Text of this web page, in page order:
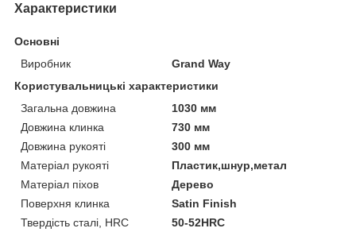
Характеристики
Основні
Виробник
Grand Way
Користувальницькі характеристики
Загальна довжина
1030 мм
Довжина клинка
730 мм
Довжина рукояті
300 мм
Матеріал рукояті
Пластик,шнур,метал
Матеріал піхов
Дерево
Поверхня клинка
Satin Finish
Твердість сталі, HRC
50-52HRC